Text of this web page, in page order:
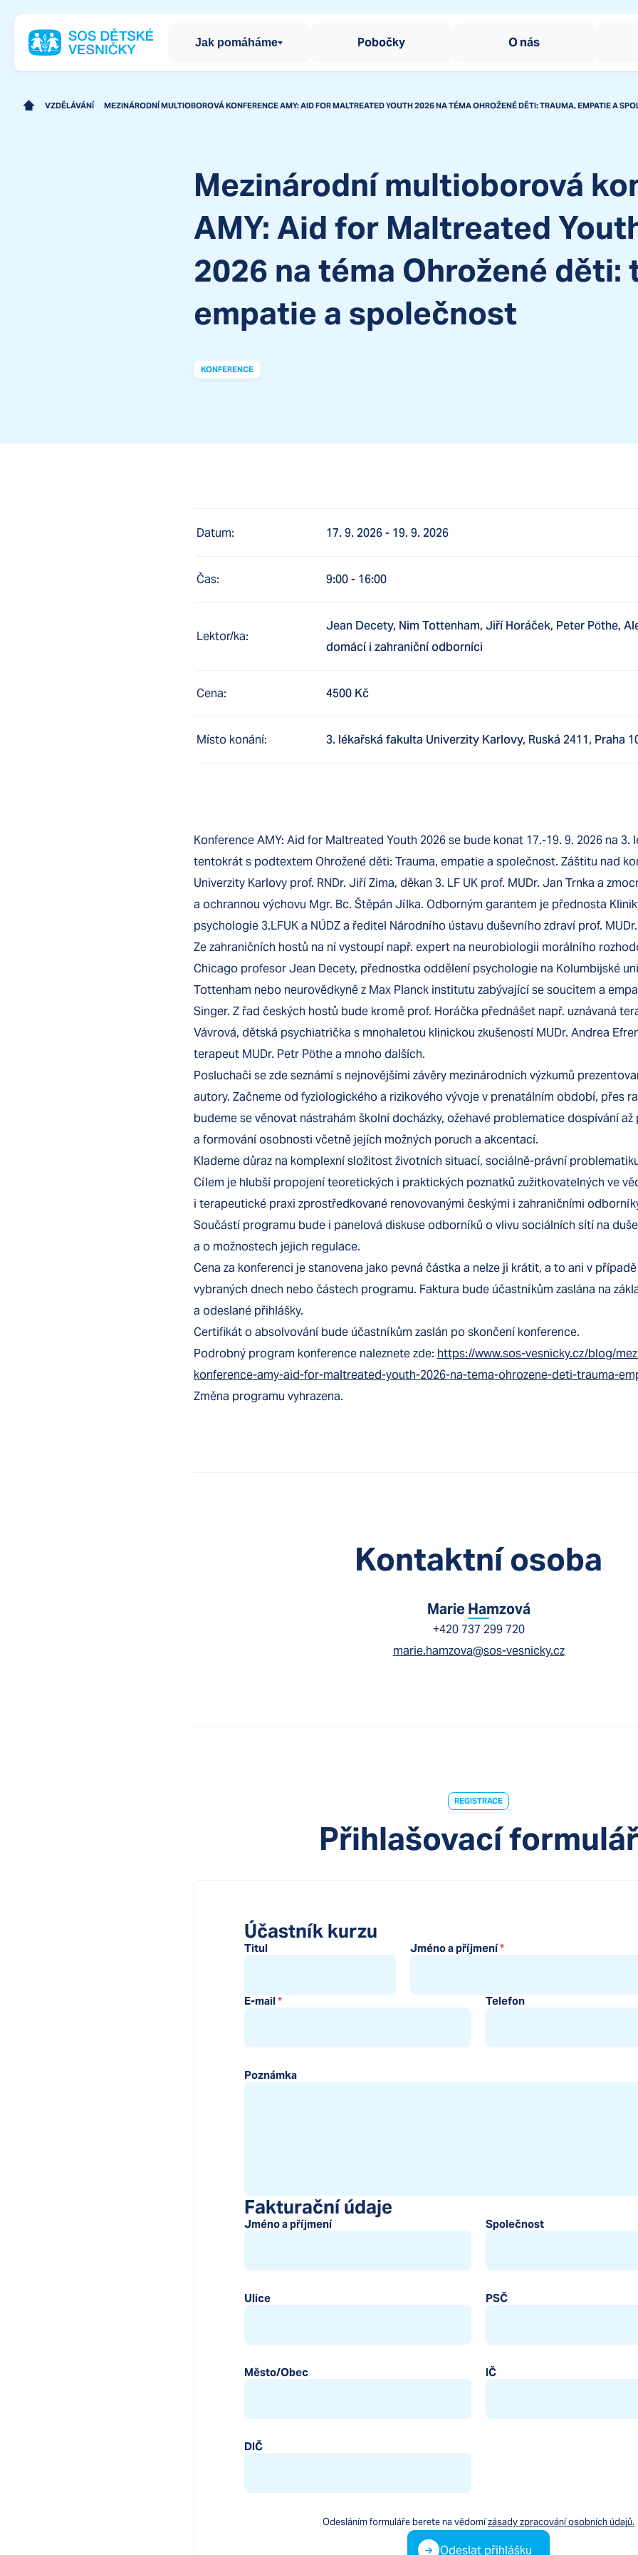
Jak pomáháme Pobočky
O nás
Preventivní pomoc pro rodiny
Okamžitá pomoc
Podpora pěstounských rodin Dům na půl cesty
Nízkoprahové zařízení pro děti a mládež
Centrum sociální
Ombudsman SOS
VZDĚLÁVÁNÍ MEZINÁRODNÍ MULTIOBOROVÁ KONFERENCE AMY: AID FOR MALTREATED YOUTH 2026 NA TÉMA OHROŽENÉ DĚTI: TRAUMA, EMPATIE A
Mezinárodní multioborová
AMY: Aid for Maltreated
2026 na téma Ohrožené děti:
empatie a společnost
KONFERENCE
Datum: 17. 9. 2026- 19. 9. 2026
Čas: 9:00- 16:00
Lektor/ka:
Jean Decety, Nim Tottenham, Jiří Horáček, Peter Pöthe,
domácí i zahraniční odborníci
Cena: 4500 Kč
Místo konání: 3. lékařská fakulta Univerzity Karlovy, Ruská 2411, Praha
Konference AMY: Aid for Maltreated Youth 2026 se bude konat 17.-19. 9. 2026 na 3.
tentokrát s podtextem Ohrožené děti: Trauma, empatie a společnost. Záštitu nad
Univerzity Karlovy prof. RNDr. Jiří Zima, děkan 3. LF UK prof. MUDr. Jan Trnka a
a ochrannou výchovu Mgr. Bc. Štěpán Jílka. Odborným garantem je přednosta
psychologie 3.LFUK a NÚDZ a ředitel Národního ústavu duševního zdraví prof.
Ze zahraničních hostů na ní vystoupí např. expert na neurobiologii morálního
Chicago profesor Jean Decety, přednostka oddělení psychologie na Kolumbijské
Tottenham nebo neurovědkyně z Max Planck institutu zabývající se soucitem a
Singer. Z řad českých hostů bude kromě prof. Horáčka přednášet např. uznávaná
Vávrová, dětská psychiatrička s mnohaletou klinickou zkušeností MUDr. Andrea
terapeut MUDr. Petr Pöthe a mnoho dalších.
Posluchači se zde seznámí s nejnovějšími závěry mezinárodních výzkumů
autory. Začneme od fyziologického a rizikového vývoje v prenatálním období, přes
budeme se věnovat nástrahám školní docházky, ožehavé problematice dospívání
a formování osobnosti včetně jejích možných poruch a akcentací.
Klademe důraz na komplexní složitost životních situací, sociálně-právní
Cílem je hlubší propojení teoretických i praktických poznatků zužitkovatelných ve
i terapeutické praxi zprostředkované renovovanými českými i zahraničními
Součástí programu bude i panelová diskuse odborníků o vlivu sociálních sítí na
a o možnostech jejich regulace.
Cena za konferenci je stanovena jako pevná částka a nelze ji krátit, a to ani v
vybraných dnech nebo částech programu. Faktura bude účastníkům zaslána na
a odeslané přihlášky.
Certifikát o absolvování bude účastníkům zaslán po skončení konference.
Podrobný program konference naleznete zde: https://www.sos-vesnicky.cz/blog/
konference-amy-aid-for-maltreated-youth-2026-na-tema-ohrozene-deti-trauma-
Změna programu vyhrazena.
Kontaktní osoba
Marie Hamzová
+420 737 299 720
marie.hamzova@sos-vesnicky.cz
REGISTRACE
Přihlašovací formulář
Účastník kurzu
Titul Jméno a příjmení*
E-mail* Telefon
Poznámka
Fakturační údaje
Jméno a příjmení Společnost
Ulice PSČ
Město/Obec IČ
DIČ
Odesláním formuláře berete na vědomízásady zpracování osobních údajů.
Odeslat přihlášku